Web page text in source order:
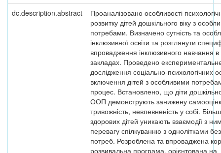
dc.description.abstract
Проаналізовано особливості
розвитку дітей дошкільного віку з
потребами. Визначено сутність та
інклюзивної освіти та розглянути
впровадження інклюзивного навчання
закладах. Проведено
дослідження соціально-психологічних
включення дітей з особливими
процес. Встановлено, що діти
ООП демонструють занижену
тривожність, невпевненість у собі.
здорових дітей уникають взаємодії з
перевагу спілкуванню з однолітками
потреб. Розроблена та впроваджена
розвивальна програма, орієнтована на